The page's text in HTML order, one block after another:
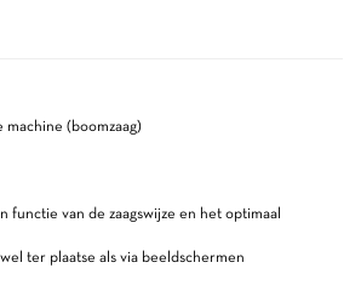
(boomzaag)
functie van de zaagswijze en het optimaal
ter plaatse als via beeldschermen